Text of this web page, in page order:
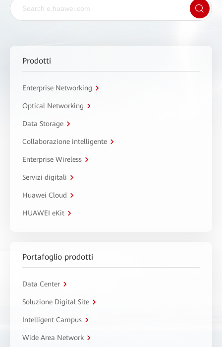
Prodotti
Enterprise Networking
Optical Networking
Data Storage
Collaborazione intelligente
Enterprise Wireless
Servizi digitali
Huawei Cloud
HUAWEI eKit
Portafoglio prodotti
Data Center
Soluzione Digital Site
Intelligent Campus
Wide Area Network